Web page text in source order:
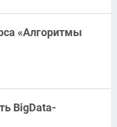
«Алгоритмы
BigData-